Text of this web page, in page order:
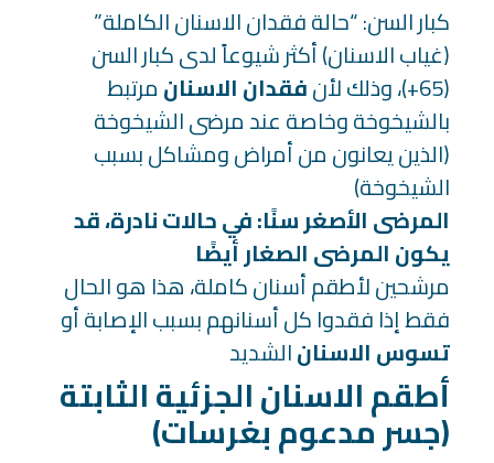
كبار السن: “حالة فقدان الاسنان الكاملة”
(غياب الاسنان) أكثر شيوعاً لدى كبار السن
(65+)، وذلك لأن
فقدان الاسنانمرتبط
بالشيخوخة وخاصة عند مرضى الشيخوخة
(الذين يعانون من أمراض ومشاكل بسبب
الشيخوخة)
المرضى الأصغر سنًا: في حالات نادرة، قد
يكون المرضى الصغار أيضًا
مرشحين لأطقم أسنان كاملة، هذا هو الحال
فقط إذا فقدوا كل أسنانهم بسبب الإصابة أو
تسوس الاسنانالشديد
أطقم الاسنان الجزئية الثابتة
(جسر مدعوم بغرسات)